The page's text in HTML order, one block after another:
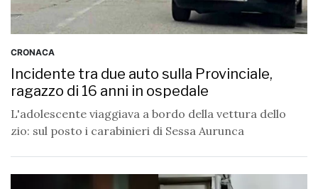
CRONACA
Incidente tra due auto sulla Provinciale,
ragazzo di 16 anni in ospedale
L'adolescente viaggiava a bordo della vettura dello
zio: sul posto i carabinieri di Sessa Aurunca